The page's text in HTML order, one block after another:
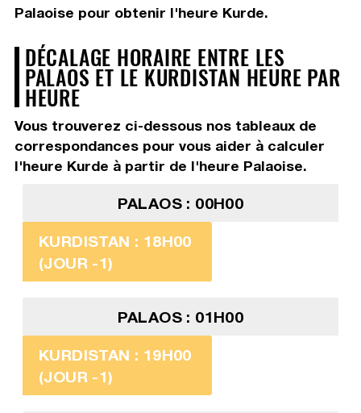
Palaoise pour obtenir l'heure Kurde.
DÉCALAGE HORAIRE ENTRE LES
PALAOS ET LE KURDISTAN HEURE PAR
HEURE
Vous trouverez ci-dessous nos tableaux de
correspondances pour vous aider à calculer
l'heure Kurde à partir de l'heure Palaoise.
PALAOS : 00H00
KURDISTAN : 18H00
(JOUR -1)
PALAOS : 01H00
KURDISTAN : 19H00
(JOUR -1)